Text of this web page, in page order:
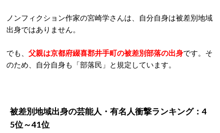
ノンフィクション作家の宮崎学さんは、自分自身は被差別地域
出身ではありません。
でも、 父親は京都府綴喜郡井手町の被差別部落の出身です。そ
のため、自分自身も「部落民」と規定しています。
被差別地域出身の芸能人・有名人衝撃ランキング：4
5位～41位